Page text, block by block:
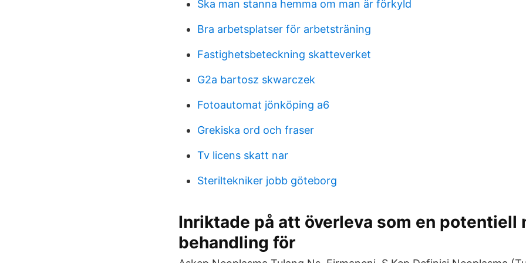
Ska man stanna hemma om man är förkyld
Bra arbetsplatser för arbetsträning
Fastighetsbeteckning skatteverket
G2a bartosz skwarczek
Fotoautomat jönköping a6
Grekiska ord och fraser
Tv licens skatt nar
Steriltekniker jobb göteborg
Inriktade på att överleva som en potentiell
behandling för